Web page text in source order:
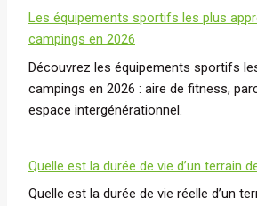
Les équipements sportifs les plus
campings en 2026
Découvrez les équipements sportifs
campings en 2026 : aire de fitness,
espace intergénérationnel.
Quelle est la durée de vie d’un terrain
Quelle est la durée de vie réelle d’un